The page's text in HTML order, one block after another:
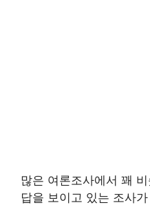
많은 여론조사에서 꽤
답을 보이고 있는 조사